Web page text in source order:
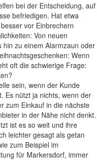
bei der Entscheidung, auf
befriedigen. Hat etwa
vor Einbrechern
Von neuen
zu einem Alarmzaun oder
Wenn
oft die schwierige Frage:
sein, wenn der Kunde
Es nützt ja nichts, wenn der
zum Einkauf in die nächste
in der Nähe nicht denkt.
ist es so weit und ihre
leichter gesagt als getan
zum Beispiel im
für Markersdorf, immer